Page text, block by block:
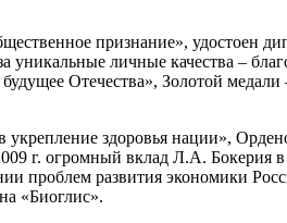
признание», удостоен
личные качества –
Отечества», Золотой
здоровья нации»,
г. огромный вклад Л.А. Бокерия
развития экономики
«Биоглис».